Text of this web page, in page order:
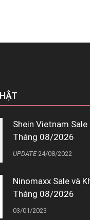
Shein Vietnam
Tháng 08/2026
UPDATE 24/08/2022
Ninomaxx Sale và
Tháng 08/2026
03/01/2023